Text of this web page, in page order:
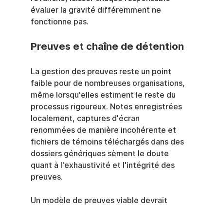
évaluer la gravité différemment ne
fonctionne pas.
Preuves et chaîne de détention
La gestion des preuves reste un point
faible pour de nombreuses organisations,
même lorsqu'elles estiment le reste du
processus rigoureux. Notes enregistrées
localement, captures d'écran
renommées de manière incohérente et
fichiers de témoins téléchargés dans des
dossiers génériques sèment le doute
quant à l'exhaustivité et l'intégrité des
preuves.
Un modèle de preuves viable devrait